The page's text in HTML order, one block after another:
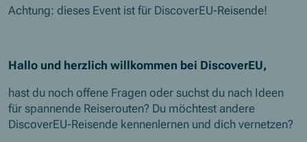
Achtung: dieses Event ist für DiscoverEU-Reisende!
Hallo und herzlich willkommen bei DiscoverEU,
hast du noch offene Fragen oder suchst du nach Ideen
für spannende Reiserouten? Du möchtest andere
DiscoverEU-Reisende kennenlernen und dich vernetzen?